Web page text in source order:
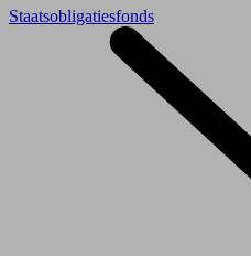
Staatsobligatiesfonds